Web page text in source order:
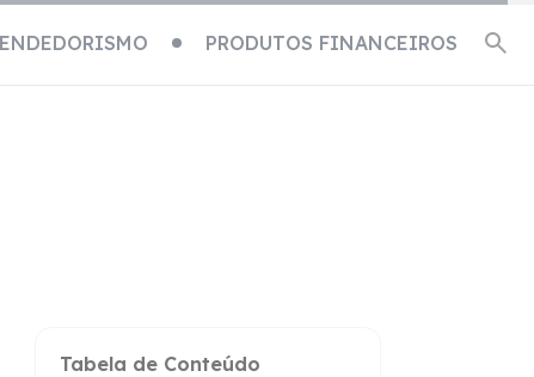
PRODUTOS FINANCEIROS
Tabela de Conteúdo